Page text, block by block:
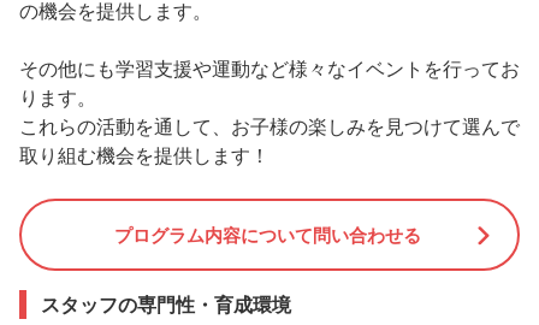
の機会を提供します。
その他にも学習支援や運動など様々なイベントを行ってお
ります。
これらの活動を通して、お子様の楽しみを見つけて選んで
取り組む機会を提供します！
プログラム内容について問い合わせる
スタッフの専門性・育成環境